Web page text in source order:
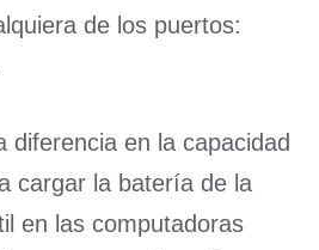
de los puertos:
diferencia en la capacidad
cargar la batería de la
en las computadoras